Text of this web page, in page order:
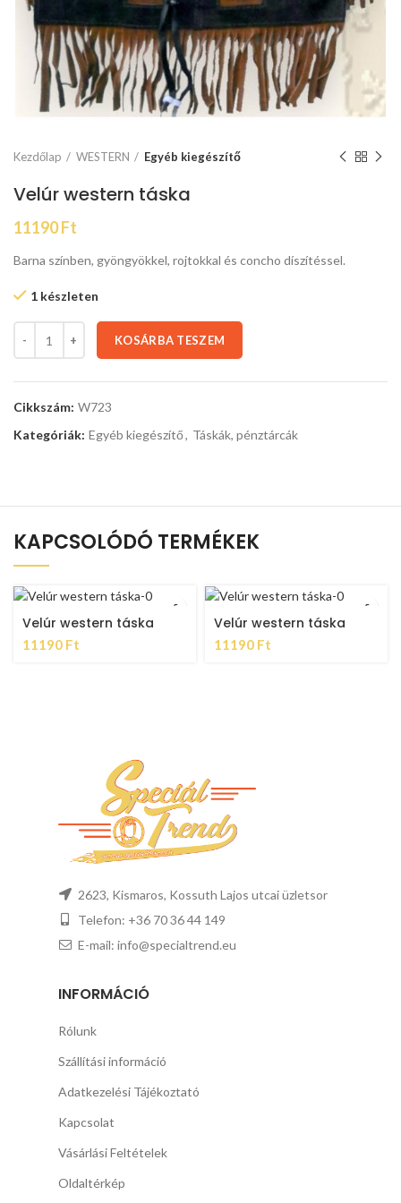
Kezdőlap WESTERN Egyéb kiegészítő
Velúr western táska
11190Ft
Barna színben, gyöngyökkel, rojtokkal és concho díszítéssel.
1 készleten
KOSÁRBA TESZEM
Cikkszám: W723
Kategóriák: Egyéb kiegészítő, Táskák, pénztárcák
KAPCSOLÓDÓ TERMÉKEK
Velúr western táska
11190 Ft
Velúr western táska
11190 Ft
2623, Kismaros, Kossuth Lajos utcai üzletsor
Telefon: +36 70 36 44 149
E-mail: info@specialtrend.eu
INFORMÁCIÓ
Rólunk
Szállítási információ
Adatkezelési Tájékoztató
Kapcsolat
Vásárlási Feltételek
Oldaltérkép